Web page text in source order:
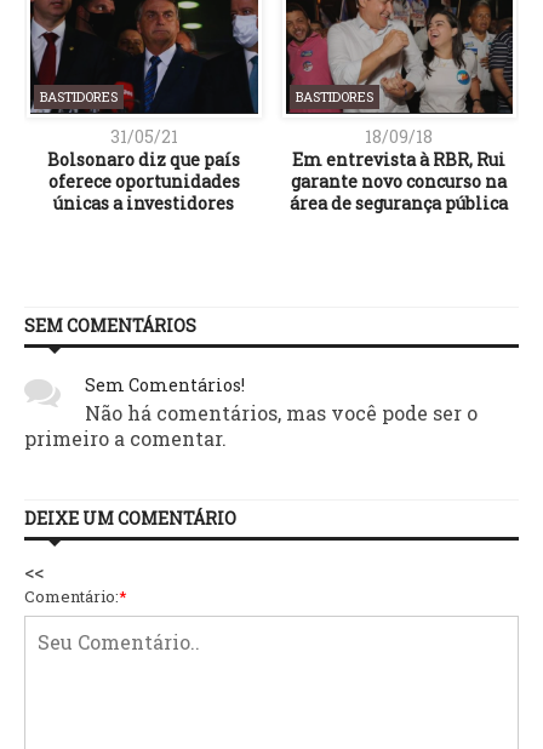
BASTIDORES
31/05/21
Bolsonaro diz que país
oferece oportunidades
únicas a investidores
BASTIDORES
18/09/18
Em entrevista à RBR, Rui
garante novo concurso na
área de segurança pública
SEM COMENTÁRIOS
Sem Comentários!
Não há comentários, mas você pode ser o
primeiro a comentar.
DEIXE UM COMENTÁRIO
<<
Comentário:*